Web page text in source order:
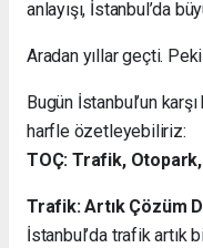
anlayışı, İstanbul’da
Aradan yıllar geçti.
Bugün İstanbul’un
harfle özetleyebiliriz:
TOÇ: Trafik,
Trafik: Artık Çözüm
İstanbul’da trafik artık